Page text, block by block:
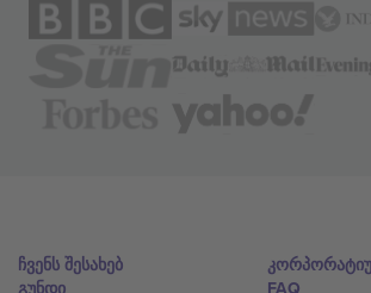
ჩვენს შესახებ
გუნდი
FAQ